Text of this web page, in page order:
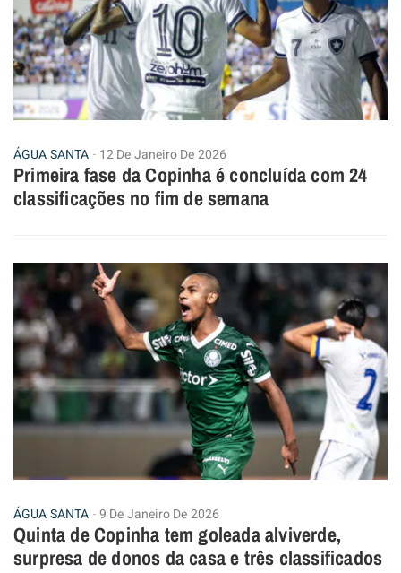
ÁGUA SANTA 12 De Janeiro De 2026
Primeira fase da Copinha é concluída com 24
classificações no fim de semana
ÁGUA SANTA 9 De Janeiro De 2026
Quinta de Copinha tem goleada alviverde,
surpresa de donos da casa e três classificados